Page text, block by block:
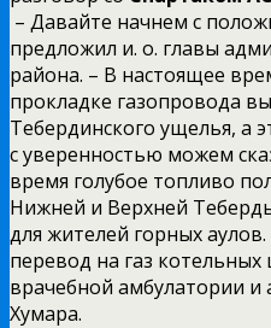
– Давайте начнем с
предложил и. о. главы
района. – В настоящее
прокладке газопровода
Тебердинского ущелья, а
с уверенностью можем
время голубое топливо
Нижней и Верхней
для жителей горных
перевод на газ котельных
врачебной амбулатории и
Хумара.